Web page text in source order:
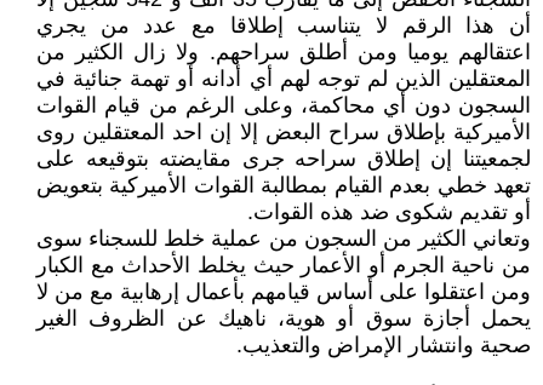
أن هذا الرقم لا يتناسب إطلاقا مع عدد من يجري
اعتقالهم يوميا ومن أطلق سراحهم. ولا زال الكثير من
المعتقلين الذين لم توجه لهم أي أدانه أو تهمة جنائية في
السجون دون أي محاكمة، وعلى الرغم من قيام القوات
الأميركية بإطلاق سراح البعض إلا إن احد المعتقلين روى
لجمعيتنا إن إطلاق سراحه جرى مقايضته بتوقيعه على
تعهد خطي بعدم القيام بمطالبة القوات الأميركية بتعويض
أو تقديم شكوى ضد هذه القوات.
وتعاني الكثير من السجون من عملية خلط للسجناء سوى
من ناحية الجرم أو الأعمار حيث يخلط الأحداث مع الكبار
ومن اعتقلوا على أساس قيامهم بأعمال إرهابية مع من لا
يحمل أجازة سوق أو هوية، ناهيك عن الظروف الغير
صحية وانتشار الإمراض والتعذيب.